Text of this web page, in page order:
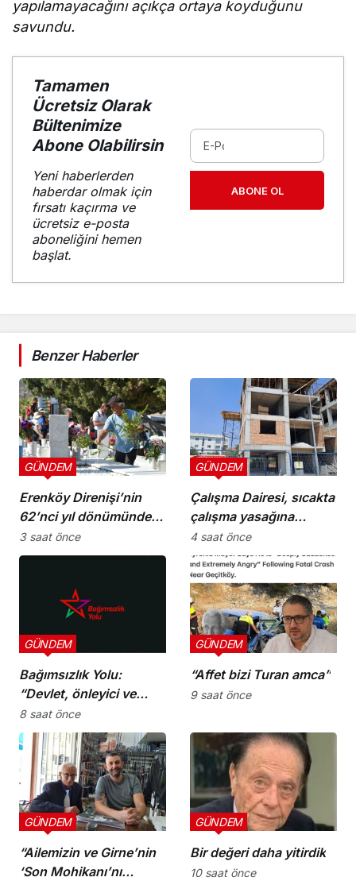
yapılamayacağını açıkça ortaya koyduğunu
savundu.
Tamamen
Ücretsiz Olarak
Bültenimize
Abone Olabilirsin
Yeni haberlerden
haberdar olmak için
fırsatı kaçırma ve
ücretsiz e-posta
aboneliğini hemen
başlat.
ABONE OL
Benzer Haberler
Erenköy Direnişi’nin
62’nci yıl dönümünde
şehitler törenle anıldı
GÜNDEM
3 saat önce
Çalışma Dairesi, sıcakta
çalışma yasağına
uymayan 19 iş yerine
uyarı verdi
GÜNDEM
4 saat önce
Bağımsızlık Yolu:
“Devlet, önleyici ve
koruyucu
sorumluluklarını yerine
getirmeli”
GÜNDEM
8 saat önce
“Affet bizi Turan amca”
GÜNDEM
9 saat önce
“Ailemizin ve Girne’nin
‘Son Mohikanı’nı
GÜNDEM
Bir değeri daha yitirdik
GÜNDEM
10 saat önce